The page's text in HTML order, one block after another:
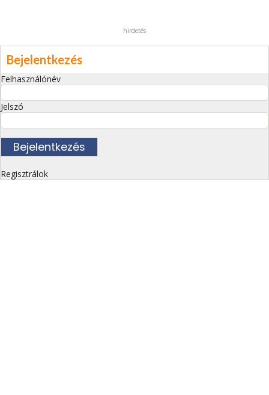
hirdetés
Bejelentkezés
Felhasználónév
Jelszó
Regisztrálok